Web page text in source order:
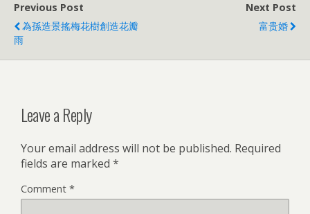
Previous Post
為孫造景搖梅花樹創造花瓣
雨
Next Post
富贵婚
Leave a Reply
Your email address will not be published. Required
fields are marked *
Comment *